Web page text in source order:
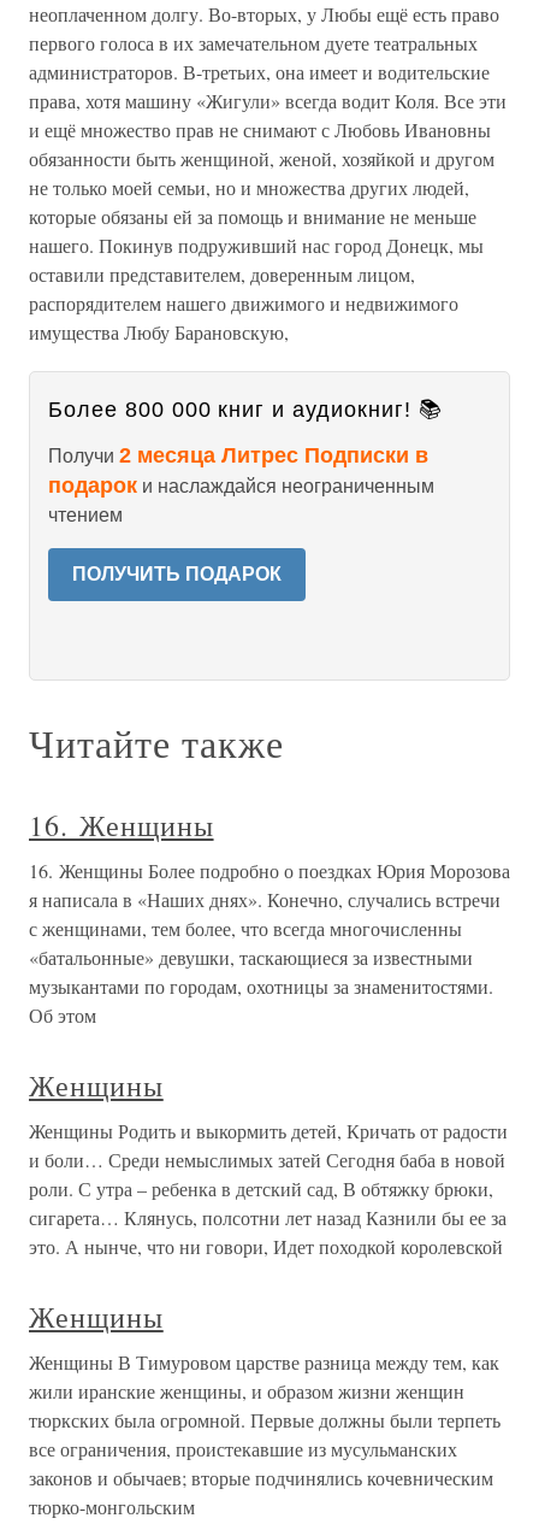
неоплаченном долгу. Во-вторых, у Любы ещё есть право
первого голоса в их замечательном дуете театральных
администраторов. В-третьих, она имеет и водительские
права, хотя машину «Жигули» всегда водит Коля. Все эти
и ещё множество прав не снимают с Любовь Ивановны
обязанности быть женщиной, женой, хозяйкой и другом
не только моей семьи, но и множества других людей,
которые обязаны ей за помощь и внимание не меньше
нашего. Покинув подруживший нас город Донецк, мы
оставили представителем, доверенным лицом,
распорядителем нашего движимого и недвижимого
имущества Любу Барановскую,
Более 800 000 книг и аудиокниг! 📚
Получи 2 месяца Литрес Подписки в
подарок и наслаждайся неограниченным
чтением
ПОЛУЧИТЬ ПОДАРОК
Читайте также
16. Женщины
16. Женщины Более подробно о поездках Юрия Морозова
я написала в «Наших днях». Конечно, случались встречи
с женщинами, тем более, что всегда многочисленны
«батальонные» девушки, таскающиеся за известными
музыкантами по городам, охотницы за знаменитостями.
Об этом
Женщины
Женщины Родить и выкормить детей, Кричать от радости
и боли… Среди немыслимых затей Сегодня баба в новой
роли. С утра – ребенка в детский сад, В обтяжку брюки,
сигарета… Клянусь, полсотни лет назад Казнили бы ее за
это. А нынче, что ни говори, Идет походкой королевской
Женщины
Женщины В Тимуровом царстве разница между тем, как
жили иранские женщины, и образом жизни женщин
тюркских была огромной. Первые должны были терпеть
все ограничения, проистекавшие из мусульманских
законов и обычаев; вторые подчинялись кочевническим
тюрко-монгольским